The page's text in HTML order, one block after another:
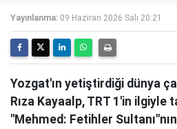
Yayınlanma: 09 Haziran 2026 Salı 20:21
Yozgat'ın yetiştirdiği dünya
Rıza Kayaalp, TRT 1'in
"Mehmed: Fetihler